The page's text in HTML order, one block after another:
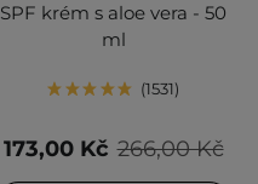
SPF krém s aloe vera - 50
ml
1531
266,00 Kč
173,00 Kč